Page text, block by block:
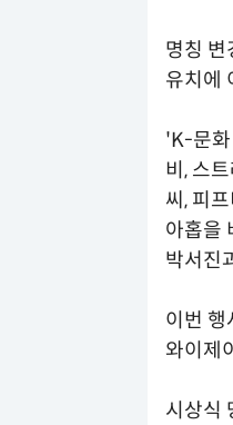
명칭 변
유치에
'K-문화
비, 스
씨, 피
아홉을
박서진
이번
와이제
시상식